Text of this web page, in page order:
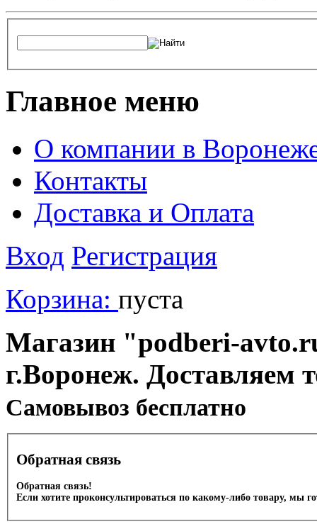
Главное меню
О компании в
Контакты
Доставка и Оплата
Вход Регистрация
Корзина: пуста
Магазин "podberi-
г.Воронеж. Доставляем
Cамовывоз бесплатно
Обратная связь
Обратная связь!
Если хотите проконсультироваться по какому-либо товару, мы